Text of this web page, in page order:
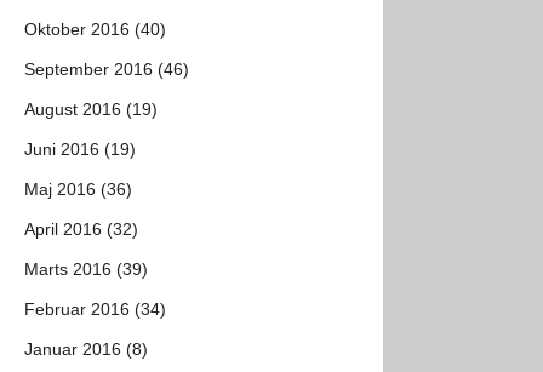
Oktober 2016 (40)
September 2016 (46)
August 2016 (19)
Juni 2016 (19)
Maj 2016 (36)
April 2016 (32)
Marts 2016 (39)
Februar 2016 (34)
Januar 2016 (8)